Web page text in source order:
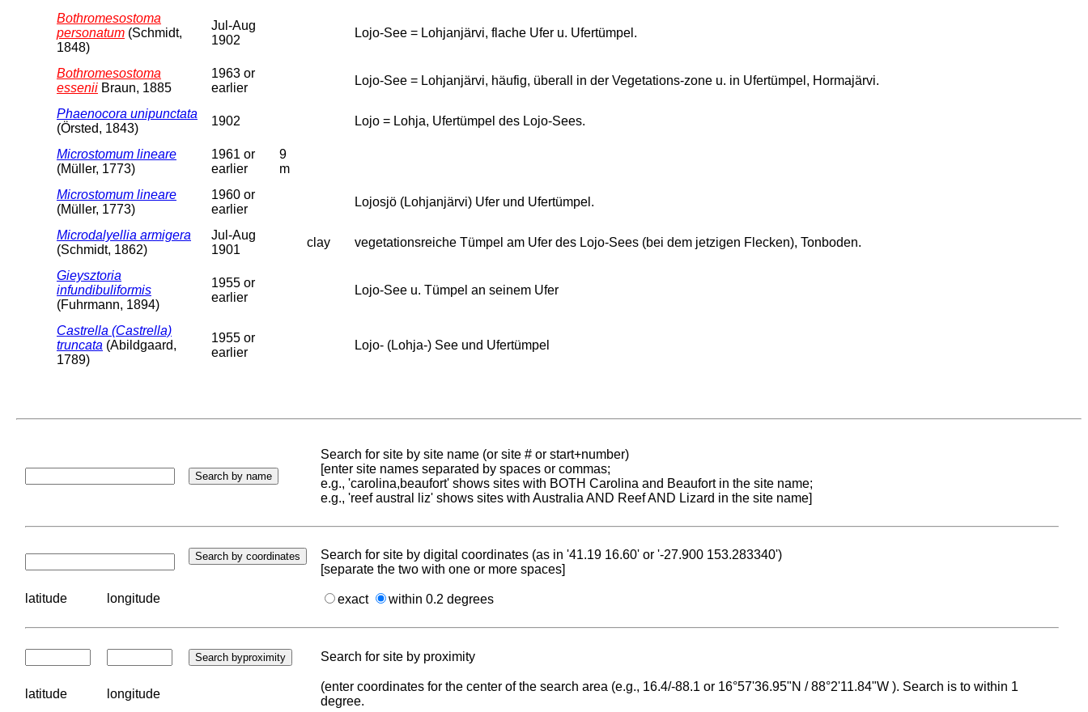
Bothromesostoma
personatum (Schmidt,
1848)
Jul-Aug
1902
Lojo-See = Lohjanjärvi, flache Ufer u. Ufertümpel.
Bothromesostoma
essenii Braun, 1885
1963 or
earlier
Lojo-See = Lohjanjärvi, häufig, überall in der Vegetations-zone u. in Ufertümpel, Hormajärvi.
Phaenocora unipunctata
(Örsted, 1843)
1902 Lojo = Lohja, Ufertümpel des Lojo-Sees.
Microstomum lineare
(Müller, 1773)
1961 or
earlier
9
m
Microstomum lineare
(Müller, 1773)
1960 or
earlier
Lojosjö (Lohjanjärvi) Ufer und Ufertümpel.
Microdalyellia armigera
(Schmidt, 1862)
Jul-Aug
1901
clay vegetationsreiche Tümpel am Ufer des Lojo-Sees (bei dem jetzigen Flecken), Tonboden.
Gieysztoria
infundibuliformis
(Fuhrmann, 1894)
1955 or
earlier
Lojo-See u. Tümpel an seinem Ufer
Castrella (Castrella)
truncata (Abildgaard,
1789)
1955 or
earlier
Lojo- (Lohja-) See und Ufertümpel
Search for site by site name (or site # or start+number)
[enter site names separated by spaces or commas;
e.g., 'carolina,beaufort' shows sites with BOTH Carolina and Beaufort in the site name;
e.g., 'reef austral liz' shows sites with Australia AND Reef AND Lizard in the site name]
Search for site by digital coordinates (as in '41.19 16.60' or '-27.900 153.283340')
[separate the two with one or more spaces]
latitude longitude exact within 0.2 degrees
Search for site by proximity
latitude longitude
(enter coordinates for the center of the search area (e.g., 16.4/-88.1 or 16°57'36.95"N / 88°2'11.84"W ). Search is to within 1
degree.